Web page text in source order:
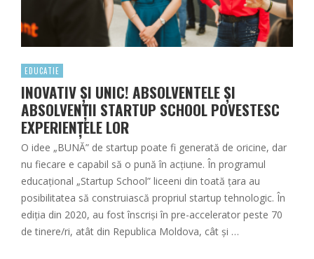
EDUCATIE
INOVATIV ȘI UNIC! ABSOLVENTELE ȘI
ABSOLVENȚII STARTUP SCHOOL POVESTESC
EXPERIENȚELE LOR
O idee „BUNĂ” de startup poate fi generată de oricine, dar
nu fiecare e capabil să o pună în acțiune. În programul
educațional „Startup School” liceeni din toată țara au
posibilitatea să construiască propriul startup tehnologic. În
ediția din 2020, au fost înscriși în pre-accelerator peste 70
de tinere/ri, atât din Republica Moldova, cât și …